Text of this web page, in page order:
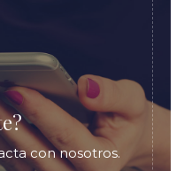
con nosotros.